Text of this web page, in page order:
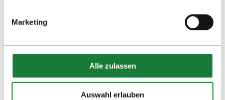
Marketing
Alle zulassen
Auswahl erlauben